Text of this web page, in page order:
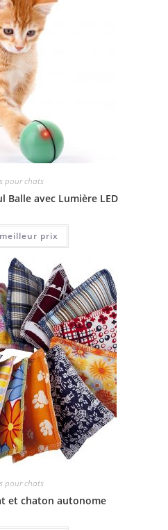
pour chats
Balle avec Lumière LED
prix
pour chats
et chaton autonome